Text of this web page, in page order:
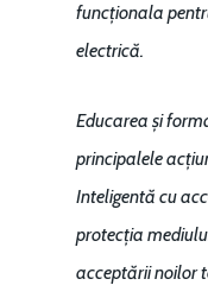
funcționala
electrică.
Educarea și
principalele
Inteligentă cu
protecția
acceptării noilor